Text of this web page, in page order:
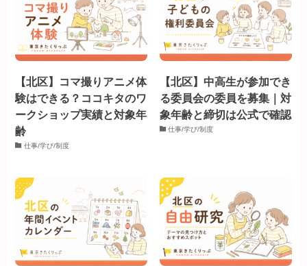
【北区】コマ撮りアニメ体
験はできる？ココキタのワ
ークショップ実績と対象年
齢
仕事/学び/制度
【北区】中高生が参加でき
る委員会の委員を募集｜対
象年齢と締切は公式で確認
仕事/学び/制度